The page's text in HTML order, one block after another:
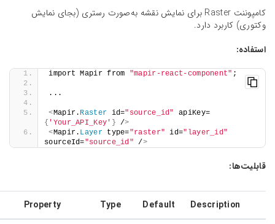
کامپوننت Raster برای نمایش نقشه به‌صورت رستری (بجای نمایش
وکتوری) کاربرد دارد.
استفاده:
import Mapir from "mapir-react-component" ;
...
<Mapir.Raster id="source_id"
apiKey=
{ 'Your_API_Key' } />
<Mapir.Layer type="raster" id="layer_id"
sourceId="source_id" />
قابلیت‌ها:
Description
Default
Type
Property